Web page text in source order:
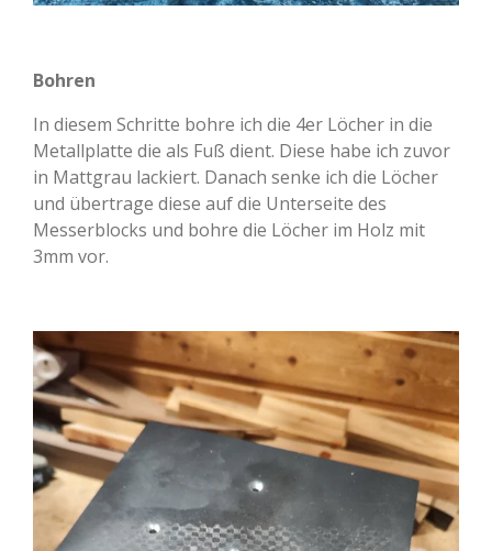
Bohren
In diesem Schritte bohre ich die 4er Löcher in die
Metallplatte die als Fuß dient. Diese habe ich zuvor
in Mattgrau lackiert. Danach senke ich die Löcher
und übertrage diese auf die Unterseite des
Messerblocks und bohre die Löcher im Holz mit
3mm vor.